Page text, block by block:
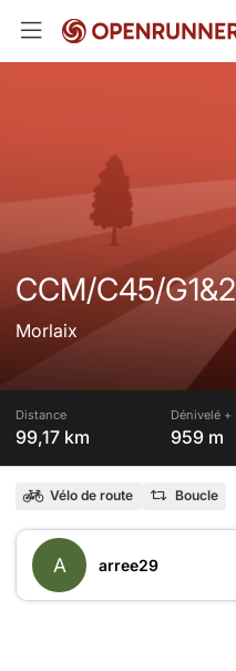
CCM/C45/G1&2
Morlaix
Distance
99,17 km
Dénivelé +
959 m
Vélo de route Boucle
A arree29